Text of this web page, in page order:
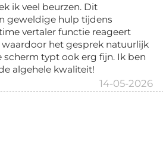
ik veel beurzen. Dit
geweldige hulp tijdens
vertaler functie reageert
waardoor het gesprek natuurlijk
typt ook erg fijn. Ik ben
algehele kwaliteit!
14-05-2026